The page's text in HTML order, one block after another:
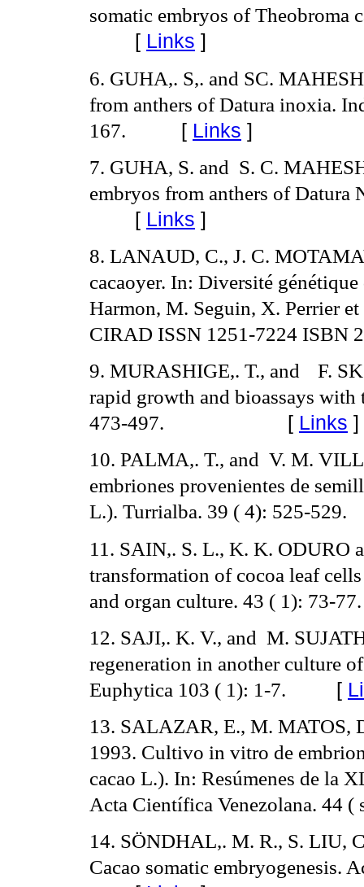
somatic embryos of Theobroma
[ Links ]
6. GUHA,. S,. and SC.
from anthers of Datura inoxia.
167.
[ Links ]
7. GUHA, S. and S. C.
embryos from anthers of
[ Links ]
8. LANAUD, C., J. C.
cacaoyer. In: Diversité
Harmon, M. Seguin, X. Perrier et
CIRAD ISSN 1251-7224 ISBN
9. MURASHIGE,. T., and
F.
rapid growth and bioassays with
473-497.
[ Links ]
10. PALMA,. T., and V. M.
embriones provenientes de
L.). Turrialba. 39 ( 4): 525-529.
11. SAIN,. S. L., K. K. ODURO
transformation of cocoa leaf
and organ culture. 43 ( 1): 73-
12. SAJI,. K. V., and M.
regeneration in another culture
Euphytica 103 ( 1): 1-7.
[
13. SALAZAR, E., M. MATOS,
1993. Cultivo in vitro de
cacao L.). In: Resúmenes de la
Acta Científica Venezolana. 44 (
14. SÖNDHAL,. M. R., S. LIU,
Cacao somatic embryogenesis.